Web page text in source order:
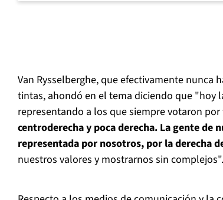
Van Rysselberghe, que efectivamente nunca
tintas, ahondó en el tema diciendo que "hoy
representando a los que siempre votaron por
centroderecha y poca derecha. La gente de
representada por nosotros, por la derecha
nuestros valores y mostrarnos sin complejos".